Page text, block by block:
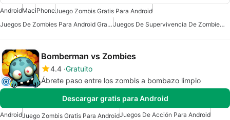
AndroidMaciPhoneJuego Zombis Gratis Para Android
Juegos De Zombies Para Android Gratis
Juegos De Supervivencia De Zombies Para Android Gratis
Bomberman vs Zombies
4.4 Gratuito
Ábrete paso entre los zombis a bombazo limpio
Descargar gratis para Android
AndroidJuego Zombis Gratis Para AndroidJuegos De Acción Para Android